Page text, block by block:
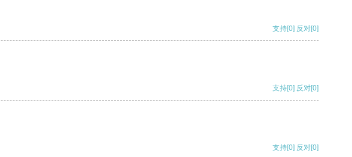
支持[0] 反对[0]
支持[0] 反对[0]
支持[0] 反对[0]